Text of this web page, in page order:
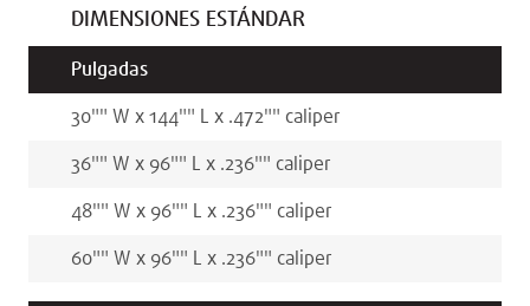
DIMENSIONES ESTÁNDAR
Pulgadas
30"" W x 144"" L x .472"" caliper
36"" W x 96"" L x .236"" caliper
48"" W x 96"" L x .236"" caliper
60"" W x 96"" L x .236"" caliper